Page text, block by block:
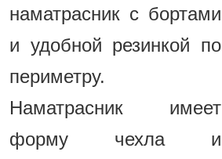
наматрасник с бортами
и удобной резинкой по
периметру.
Наматрасник имеет
форму чехла и